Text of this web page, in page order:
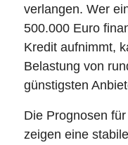
verlangen. Wer
500.000 Euro
Kredit aufnimmt,
Belastung von
günstigsten
Die Prognosen
zeigen eine